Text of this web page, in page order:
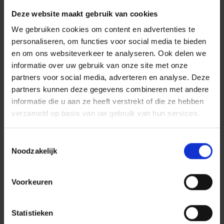
Deze website maakt gebruik van cookies
We gebruiken cookies om content en advertenties te
personaliseren, om functies voor social media te bieden
en om ons websiteverkeer te analyseren. Ook delen we
informatie over uw gebruik van onze site met onze
partners voor social media, adverteren en analyse. Deze
partners kunnen deze gegevens combineren met andere
informatie die u aan ze heeft verstrekt of die ze hebben
verzameld op basis van uw gebruik van hun services.
Noodzakelijk
Voorkeuren
Statistieken
Met specifieke klachten over een contract
of de service van Vivium
onze dienst Klachtenmanagement:
Via e-mail:
Per post: Klachtenmanagement
VIVIUM, HP 0260, Koningsstraat
151, 1210 Brussel
Per telefoon: 02/250 90 60
ontvangt u van ons binnen de drie werkdagen
met de naam en contactgegevens van de